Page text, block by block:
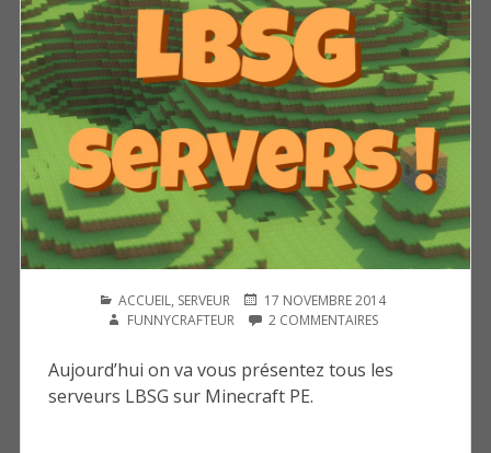
PUBLIÉ
DANS
ACCUEIL, SERVEUR
PUBLIÉ
LE
17 NOVEMBRE 2014
FUNNYCRAFTEUR
2 COMMENTAIRESSUR
PRÉSENTE
Aujourd’hui on va vous présentez tous les
serveurs LBSG sur Minecraft PE.